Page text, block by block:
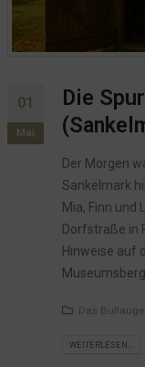
01
Mai
Die
Der Morgen
Sankelmark
Mia, Finn und
Dorfstraße in
Hinweise auf
Das
WEITERLESEN...